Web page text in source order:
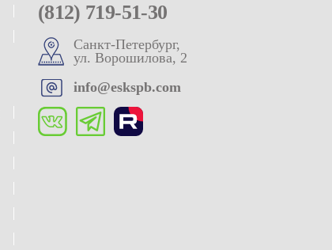
(812) 719-51-30
Санкт-Петербург,
ул. Ворошилова, 2
info@eskspb.com